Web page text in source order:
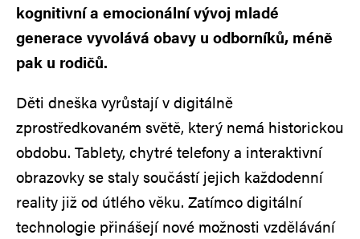
kognitivní a emocionální vývoj mladé
generace vyvolává obavy u odborníků, méně
pak u rodičů.
Děti dneška vyrůstají v digitálně
zprostředkovaném světě, který nemá historickou
obdobu. Tablety, chytré telefony a interaktivní
obrazovky se staly součástí jejich každodenní
reality již od útlého věku. Zatímco digitální
technologie přinášejí nové možnosti vzdělávání